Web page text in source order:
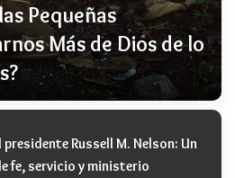
Pequeñas
Más de Dios de lo
presidente Russell M. Nelson: Un
fe, servicio y ministerio